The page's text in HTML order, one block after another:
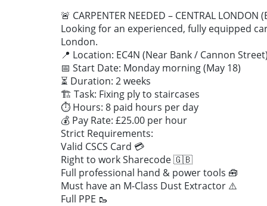
🚨 CARPENTER NEEDED – CENTRAL LONDON
Looking for an experienced, fully equipped
London.
📍 Location: EC4N (Near Bank / Cannon Street)
📅 Start Date: Monday morning (May 18)
⏳ Duration: 2 weeks
🏗️ Task: Fixing ply to staircases
⏱️ Hours: 8 paid hours per day
💰 Pay Rate: £25.00 per hour
Strict Requirements:
Valid CSCS Card 💳
Right to work Sharecode 🇬🇧
Full professional hand & power tools 🧰
Must have an M-Class Dust Extractor ⚠️
Full PPE 🥾